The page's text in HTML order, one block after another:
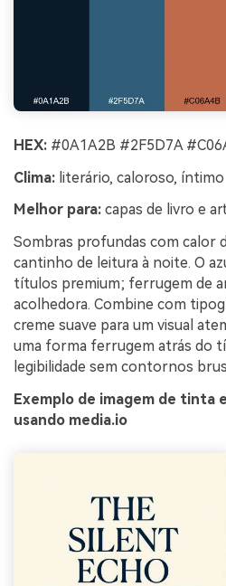
HEX: #0A1A2B #2F5D7A
Clima: literário, caloroso, íntimo
Melhor para: capas de livro e
Sombras profundas com calor
cantinho de leitura à noite. O
títulos premium; ferrugem de
acolhedora. Combine com
creme suave para um visual
uma forma ferrugem atrás do
legibilidade sem contornos
Exemplo de imagem de tinta
usando media.io